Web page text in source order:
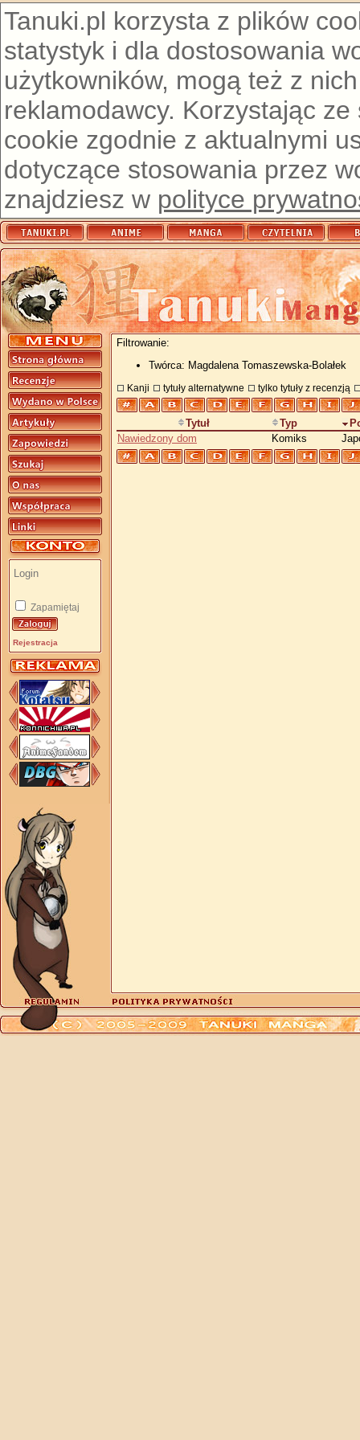
Tanuki.pl korzysta z plików
statystyk i dla dostosowania
użytkowników, mogą też z
reklamodawcy. Korzystając
cookie zgodnie z aktualnymi
dotyczące stosowania przez
znajdziesz w polityce
Zapamiętaj
Rejestracja
Filtrowanie:
Twórca: Magdalena Tomaszewska-Bolałek
Kanji tytuły alternatywne tylko tytuły z recenzją
Tytuł Typ
Nawiedzony dom
Komiks